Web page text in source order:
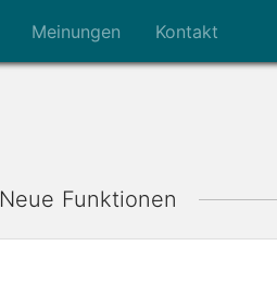
Meinungen Kontakt
Neue Funktionen